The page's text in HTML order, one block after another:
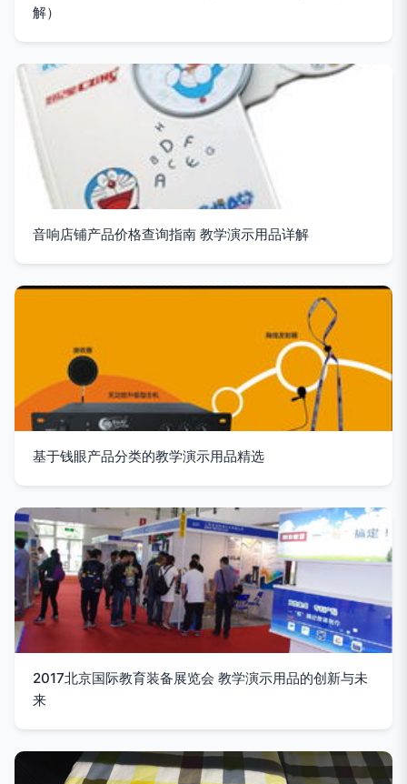
解）
音响店铺产品价格查询指南 教学演示用品详解
基于钱眼产品分类的教学演示用品精选
2017北京国际教育装备展览会 教学演示用品的创新与未
来